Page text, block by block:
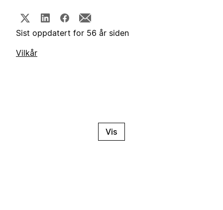
Sist oppdatert for 56 år siden
Vilkår
Vis